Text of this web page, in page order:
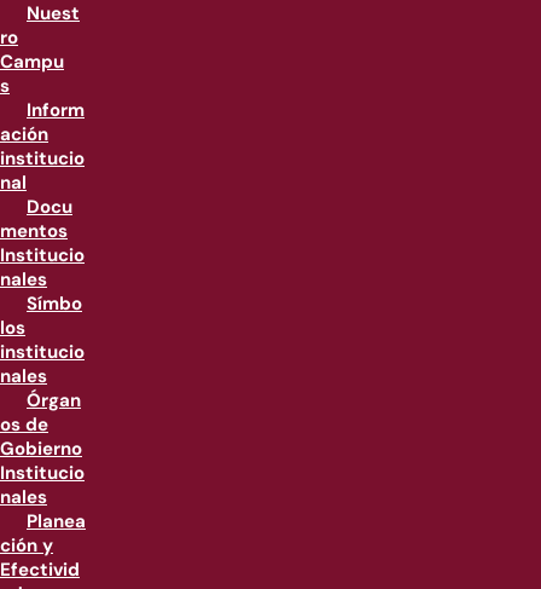
Nuest
ro
Campu
s
Inform
ación
institucio
nal
Docu
mentos
Institucio
nales
Símbo
los
institucio
nales
Órgan
os de
Gobierno
Institucio
nales
Planea
ción y
Efectivid